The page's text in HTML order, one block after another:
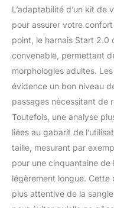
L’adaptabilité d’un kit
pour assurer votre
point, le harnais Start 2.0
convenable, permettant
morphologies adultes.
évidence un bon niveau
passages nécessitant de
Toutefois, une analyse
liées au gabarit de
taille, mesurant par
pour une cinquantaine de
légèrement longue.
plus attentive de la